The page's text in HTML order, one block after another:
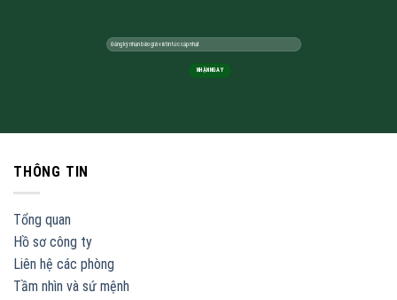
THÔNG TIN
Tổng quan
Hồ sơ công ty
Liên hệ các phòng
Tầm nhìn và sứ mệnh